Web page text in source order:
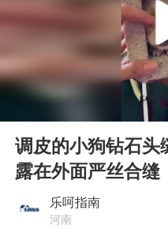
刘嘉
上
Play
00:00
调皮的小狗钻石头
露在外面严丝合缝
乐呵指南
河南